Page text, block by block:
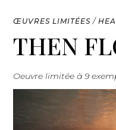
ŒUVRES LIMITÉES /
THEN
Oeuvre limitée à 9